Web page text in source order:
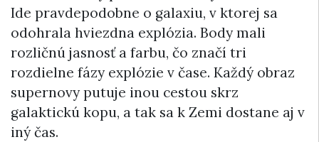
Ide pravdepodobne o galaxiu, v ktorej sa
odohrala hviezdna explózia. Body mali
rozličnú jasnosť a farbu, čo značí tri
rozdielne fázy explózie v čase. Každý obraz
supernovy putuje inou cestou skrz
galaktickú kopu, a tak sa k Zemi dostane aj v
iný čas.